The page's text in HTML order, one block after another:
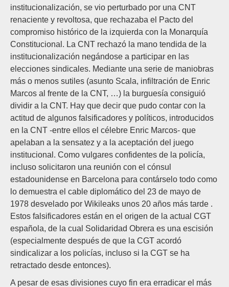
institucionalización, se vio perturbado por una CNT
renaciente y revoltosa, que rechazaba el Pacto del
compromiso histórico de la izquierda con la Monarquía
Constitucional. La CNT rechazó la mano tendida de la
institucionalización negándose a participar en las
elecciones sindicales. Mediante una serie de maniobras
más o menos sutiles (asunto Scala, infiltración de Enric
Marcos al frente de la CNT, …) la burguesía consiguió
dividir a la CNT. Hay que decir que pudo contar con la
actitud de algunos falsificadores y políticos, introducidos
en la CNT -entre ellos el célebre Enric Marcos- que
apelaban a la sensatez y a la aceptación del juego
institucional. Como vulgares confidentes de la policía,
incluso solicitaron una reunión con el cónsul
estadounidense en Barcelona para contárselo todo como
lo demuestra el cable diplomático del 23 de mayo de
1978 desvelado por Wikileaks unos 20 años más tarde .
Estos falsificadores están en el origen de la actual CGT
española, de la cual Solidaridad Obrera es una escisión
(especialmente después de que la CGT acordó
sindicalizar a los policías, incluso si la CGT se ha
retractado desde entonces).
A pesar de esas divisiones cuyo fin era erradicar el más